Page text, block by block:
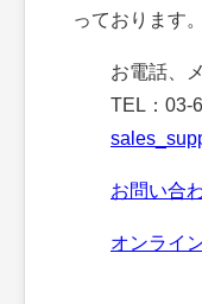
っております。
お電話、
TEL：03-
お問い合
オンライ